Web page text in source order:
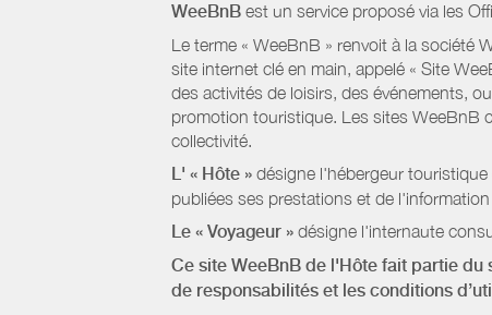
WeeBnB est un service proposé via les
Le terme « WeeBnB » renvoit à la société
site internet clé en main, appelé « Site
des activités de loisirs, des événements,
promotion touristique. Les sites WeeBnB
collectivité.
L' « Hôte » désigne l'hébergeur
publiées ses prestations et de
Le « Voyageur » désigne l'internaute
Ce site WeeBnB de l'Hôte fait partie du
de responsabilités et les conditions